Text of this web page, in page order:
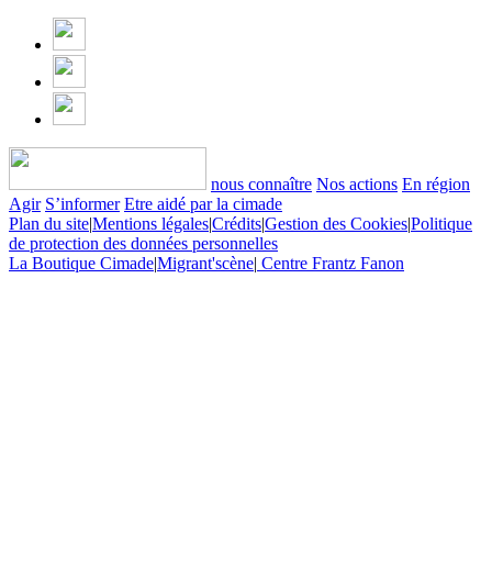
nous connaître Nos actions En région
Agir S’informer Etre aidé par la cimade
Plan du site|Mentions légales|Crédits|Gestion des Cookies|Politique
de protection des données personnelles
La Boutique Cimade|Migrant'scène| Centre Frantz Fanon